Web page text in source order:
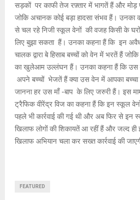
सड़कों पर काफी तेज रफ़्तार में भागतें हैं और
जोकि अचानक कोई बड़ा हादसा संभव हैं।
से चल रहे निजी स्कूल वेनों की वजह किसी के घरों
लिए बुझा सकता हैं। उनका कहना हैं कि इन
चालक द्वारा बे हिसाब बच्चों को वेन में भरतें हैं जोकि
का खुलेआम उल्लंघन हैं। उनका कहना हैं कि उस
अपने बच्चों भेजतें हैं क्या उस वेन में आपका बच्चा
जानना हर उस माँ -बाप के लिए जरुरी हैं। इस
ट्रैफिक वीरेंद्र विज का कहना हैं कि इन स्कूल
पहले भी कार्रवाई की गई थी और अब फिर से
खिलाफ लोगों की शिकायतें आ रहीं हैं और जल्द
खिलाफ अभियान चला कर सख्त कार्रवाई की
FEATURED